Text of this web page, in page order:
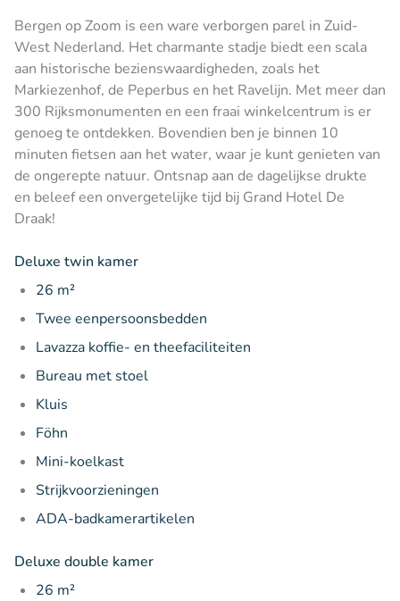
Bergen op Zoom is een ware verborgen parel in Zuid-
West Nederland. Het charmante stadje biedt een scala
aan historische bezienswaardigheden, zoals het
Markiezenhof, de Peperbus en het Ravelijn. Met meer dan
300 Rijksmonumenten en een fraai winkelcentrum is er
genoeg te ontdekken. Bovendien ben je binnen 10
minuten fietsen aan het water, waar je kunt genieten van
de ongerepte natuur. Ontsnap aan de dagelijkse drukte
en beleef een onvergetelijke tijd bij Grand Hotel De
Draak!
Deluxe twin kamer
26 m²
Twee eenpersoonsbedden
Lavazza koffie- en theefaciliteiten
Bureau met stoel
Kluis
Föhn
Mini-koelkast
Strijkvoorzieningen
ADA-badkamerartikelen
Deluxe double kamer
26 m²